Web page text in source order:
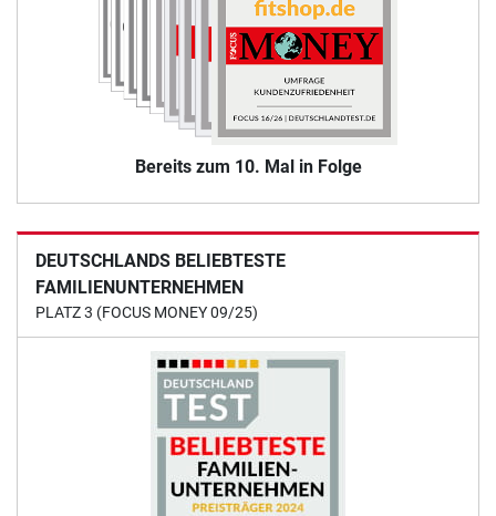
Bereits zum 10. Mal in Folge
DEUTSCHLANDS BELIEBTESTE
FAMILIENUNTERNEHMEN
PLATZ 3 (FOCUS MONEY 09/25)